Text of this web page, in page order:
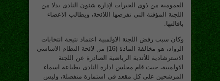
العمومية من ذوى الخبرات لإدارة شئون النادى بدلا من
اللجنة المؤقتة التى تفرضها اللائحة، ويطالب الاعضاء
باقالتها.
وكان سبب رفض اللجنة الاولمبية اعتماد نتيجة انتخابات
الرواد، هو مخالفة المادة (16) من لائحة النظام الاساسى
الاسترشادية للأندية الرياضية الصادرة عن اللجنة
الاولمبية، حيث قام مجلس ادارة النادى بطباعة اسماء
المرشحين على كل مقعد فى استمارة منفصلة، وليس